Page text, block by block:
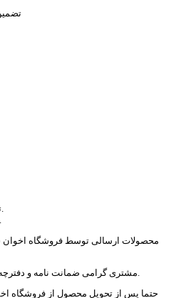
100%
محصولات ارسالی توسط فروشگاه اخوان
حتما پس از تحویل محصول از فروشگاه